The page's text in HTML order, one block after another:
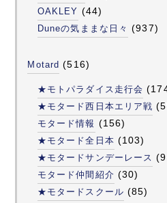
OAKLEY (44)
Duneの気ままな日々 (937)
Motard (516)
★モトパラダイス走行会
★モタード西日本エリア戦
モタード情報 (156)
★モタード全日本 (103)
★モタードサンデーレース
モタード仲間紹介 (30)
★モタードスクール (85)